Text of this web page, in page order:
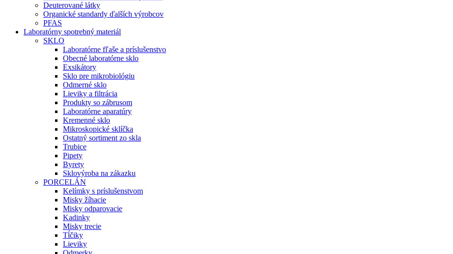
Deuterované látky
Organické standardy ďalších výrobcov
PFAS
Laboratórny spotrebný materiál
SKLO
Laboratórne fľaše a príslušenstvo
Obecné laboratórne sklo
Exsikátory
Sklo pre mikrobiológiu
Odmerné sklo
Lieviky a filtrácia
Produkty so zábrusom
Laboratórne aparatúry
Kremenné sklo
Mikroskopické sklíčka
Ostatný sortiment zo skla
Trubice
Pipety
Byrety
Sklovýroba na zákazku
PORCELÁN
Kelímky s príslušenstvom
Misky žíhacie
Misky odparovacie
Kadinky
Misky trecie
Tĺčiky
Lieviky